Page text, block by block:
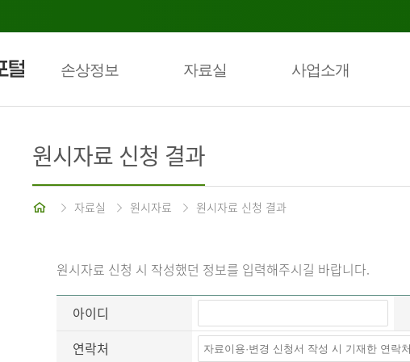
손상정보 자료실 사업소개
원시자료 신청 결과
홈 자료실 원시자료 원시자료 신청 결과
원시자료 신청 시 작성했던 정보를 입력해주시길 바랍니다.
아이디
연락처